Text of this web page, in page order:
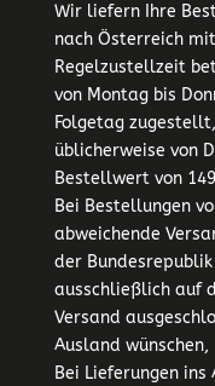
Wir liefern Ihre
nach Österreich mit
Regelzustellzeit
von Montag bis
Folgetag
üblicherweise von
Bestellwert von
Bei Bestellungen
abweichende
der
ausschließlich auf
Versand
Ausland
Bei Lieferungen